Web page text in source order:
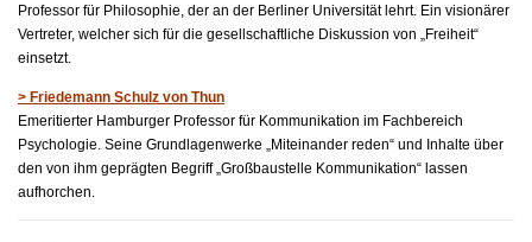
Professor für Philosophie, der an der Berliner Universität lehrt. Ein visionärer
Vertreter, welcher sich für die gesellschaftliche Diskussion von „Freiheit“
einsetzt.
> Friedemann Schulz von Thun
Emeritierter Hamburger Professor für Kommunikation im Fachbereich
Psychologie. Seine Grundlagenwerke „Miteinander reden“ und Inhalte über
den von ihm geprägten Begriff „Großbaustelle Kommunikation“ lassen
aufhorchen.